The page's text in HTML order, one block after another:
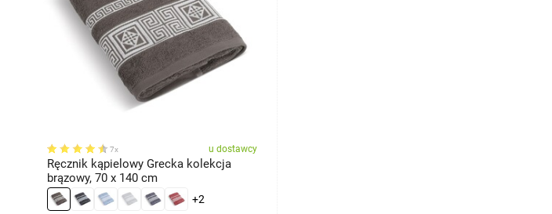
7x u dostawcy
Ręcznik kąpielowy Grecka kolekcja
brązowy, 70 x 140 cm
+2